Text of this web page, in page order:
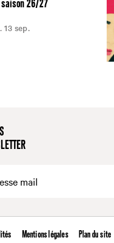
26/27
13 sep.
Mentions légales Plan du site